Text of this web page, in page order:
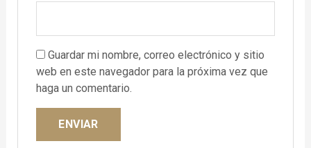
Guardar mi nombre, correo electrónico y sitio
web en este navegador para la próxima vez que
haga un comentario.